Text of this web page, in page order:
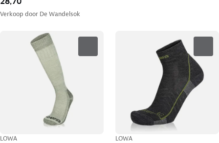
Verkoop door De Wandelsok
LOWA LOWA